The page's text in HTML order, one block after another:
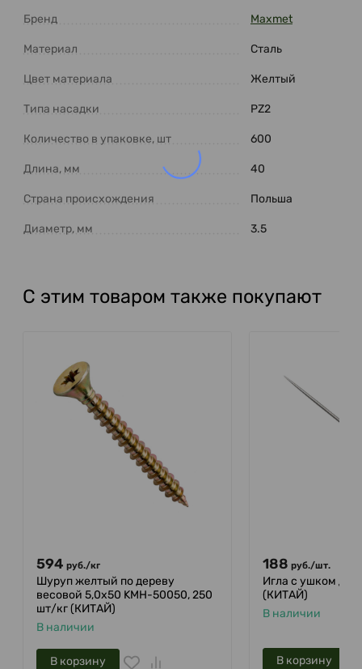
Бренд Maxmet
Материал Сталь
Цвет материала Желтый
Типа насадки PZ2
Количество в упаковке, шт 600
Длина, мм 40
Страна происхождения Польша
Диаметр, мм 3.5
С этим товаром также покупают
594 руб./кг
Шуруп желтый по дереву
весовой 5,0х50 KMH-50050, 250
шт/кг (КИТАЙ)
В наличии
В корзину
188 руб./шт.
Игла с ушком для
(КИТАЙ)
В наличии
В корзину